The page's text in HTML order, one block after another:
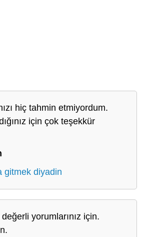
hiç tahmin etmiyordum.
için çok teşekkür
gitmek diyadin
yorumlarınız için.